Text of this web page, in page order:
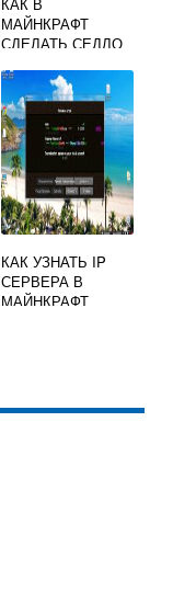
МАЙНКРАФТ
СДЕЛАТЬ СЕДЛО
КАК УЗНАТЬ IP
СЕРВЕРА В
МАЙНКРАФТ